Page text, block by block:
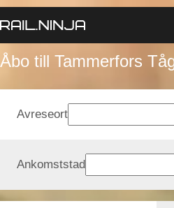
Åbo till Tammerfors
Avreseort
Ankomststad